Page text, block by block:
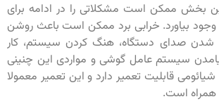
بخش ممکن است مشکلاتی را در ادامه برای
بیاورد. خرابی برد ممکن است باعث روشن
شدن صدای دستگاه، هنگ کردن سیستم،‌ کار
نیامدن سیستم عامل گوشی و مواردی این چنینی
قابلیت تعمیر دارد و این تعمیر معمولا
است.